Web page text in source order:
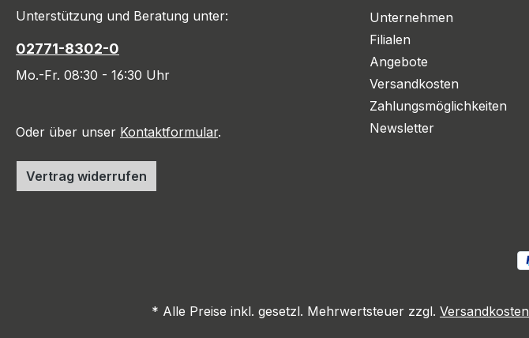
Unterstützung und Beratung unter:
02771-8302-0
Mo.-Fr. 08:30 - 16:30 Uhr
Oder über unser Kontaktformular.
Vertrag widerrufen
Unternehmen
Filialen
Angebote
Versandkosten
Zahlungsmöglichkeiten
Newsletter
* Alle Preise inkl. gesetzl. Mehrwertsteuer zzgl. Versandkosten